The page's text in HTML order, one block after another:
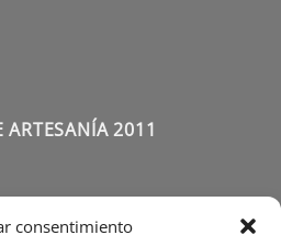
consentimiento
ARTESANÍA 2011